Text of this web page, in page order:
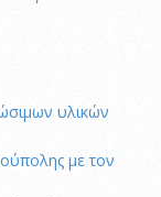
υλικών
με τον